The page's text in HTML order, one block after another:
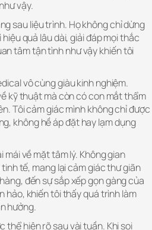
vậy.
sau liệu trình. Họ không chỉ dừng
quả lâu dài, giải đáp mọi thắc
tâm tận tình như vậy khiến tôi
vô cùng giàu kinh nghiệm.
kỹ thuật mà còn có con mắt thẩm
Tôi cảm giác mình không chỉ được
không hề áp đặt hay lạm dụng
về mặt tâm lý. Không gian
tế, mang lại cảm giác thư giãn
đến sự sắp xếp gọn gàng của
hảo, khiến tôi thấy quá trình làm
hưởng.
thể hiện rõ sau vài tuần. Khi soi